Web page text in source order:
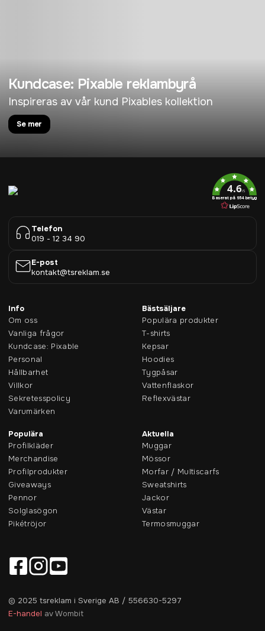
Kundcase: Pixable reklambyrå
Inspireras av vår kund Pixables kollektion
Se mer
4.6/5
Baserat på 954 betyg
Telefon
019 - 12 34 90
E-post
kontakt@tsreklam.se
Info
Om oss
Vanliga frågor
Kundcase: Pixable
Personal
Hållbarhet
Villkor
Sekretesspolicy
Varumärken
Bästsäljare
Populära produkter
T-shirts
Kepsar
Hoodies
Tygpåsar
Vattenflaskor
Reflexvästar
Populära
Profilkläder
Merchandise
Profilprodukter
Giveaways
Pennor
Solglasögon
Pikétröjor
Aktuella
Muggar
Mössor
Morfar / Multiscarfs
Sweatshirts
Jackor
Västar
Termosmuggar
© 2025 tsreklam i Sverige AB / 556630-5297
E-handel av Wombit